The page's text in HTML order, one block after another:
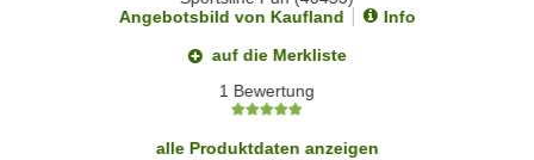
Angebotsbild von Kaufland
Info
auf die Merkliste
1 Bewertung
alle Produktdaten anzeigen